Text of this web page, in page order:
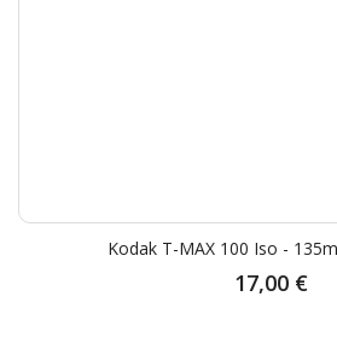
Kodak T-MAX 100 Iso -
17,00 €